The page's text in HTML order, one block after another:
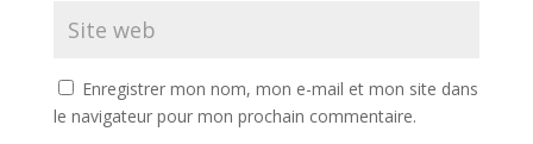
Enregistrer mon nom, mon e-mail et mon site dans
le navigateur pour mon prochain commentaire.